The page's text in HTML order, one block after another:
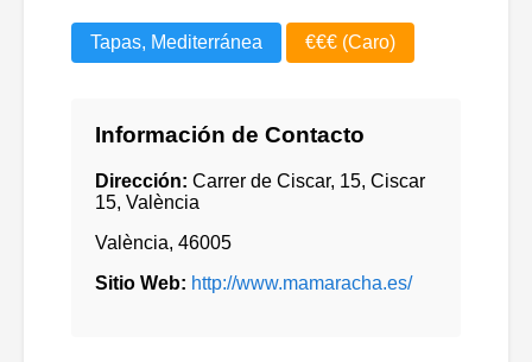
Tapas, Mediterránea €€€ (Caro)
Información de Contacto
Dirección: Carrer de Ciscar, 15, Ciscar
15, València
València, 46005
Sitio Web: http://www.mamaracha.es/